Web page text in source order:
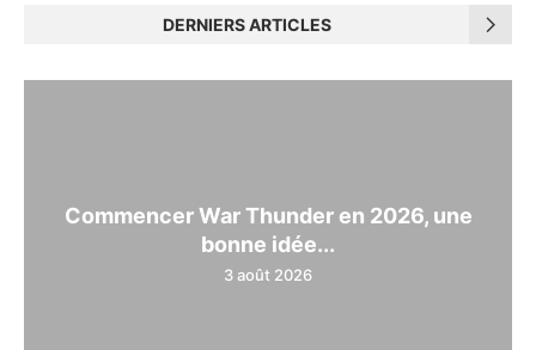
DERNIERS ARTICLES
Commencer War Thunder en 2026, une
bonne idée...
3 août 2026